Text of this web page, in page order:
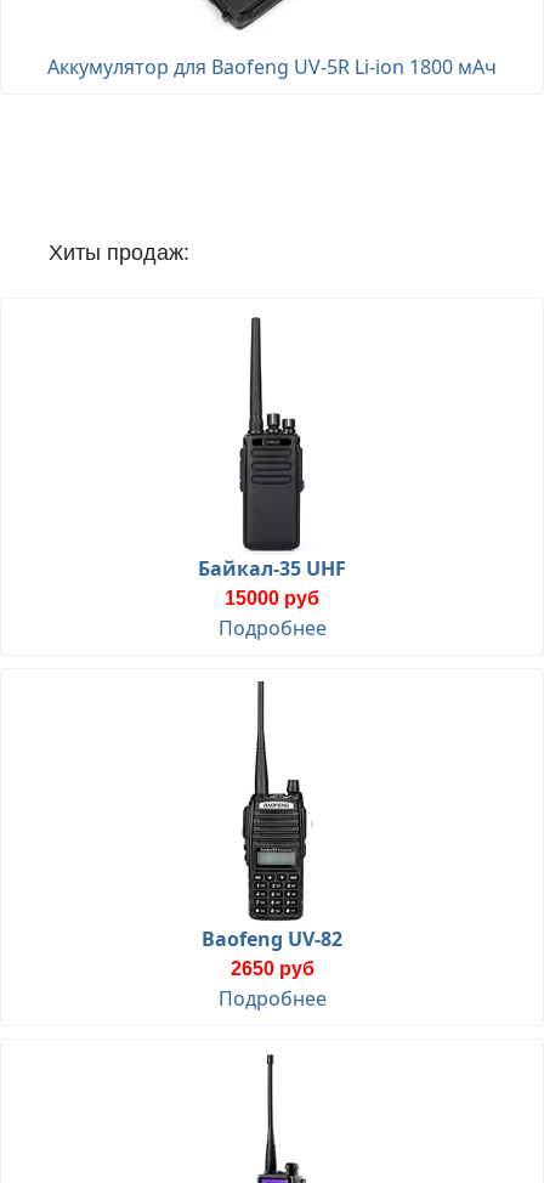
Аккумулятор для Baofeng UV-5R Li-ion 1800 мАч
Хиты продаж:
Байкал-35 UHF
15000 руб
Подробнее
Baofeng UV-82
2650 руб
Подробнее